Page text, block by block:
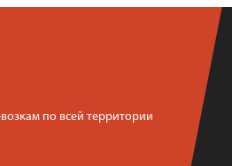
по всей территории